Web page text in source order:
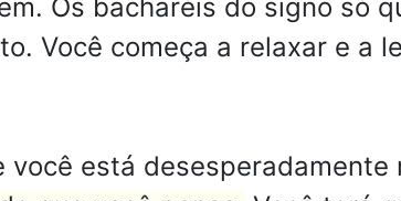
Os bacharéis do signo só
Você começa a relaxar e a
está